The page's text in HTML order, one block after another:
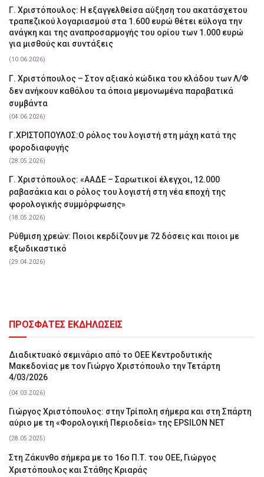
Γ. Χριστόπουλος: Η εξαγγελθείσα αύξηση του ακατάσχετου
τραπεζικού λογαριασμού στα 1.600 ευρώ θέτει εύλογα την
ανάγκη και της αναπροσαρμογής του ορίου των 1.000 ευρώ
για μισθούς και συντάξεις
(10.06.2026)
Γ. Χριστόπουλος – Στον αξιακό κώδικα του κλάδου των Λ/Φ
δεν ανήκουν καθόλου τα όποια μεμονωμένα παραβατικά
συμβάντα
(04.06.2026)
Γ.ΧΡΙΣΤΟΠΟΥΛΟΣ:Ο ρόλος του λογιστή στη μάχη κατά της
φοροδιαφυγής
(28.05.2026)
Γ. Χριστόπουλος: «ΑΑΔΕ – Σαρωτικοί έλεγχοι, 12.000
ραβασάκια και ο ρόλος του λογιστή στη νέα εποχή της
φορολογικής συμμόρφωσης»
(18.05.2026)
Ρύθμιση χρεών: Ποιοι κερδίζουν με 72 δόσεις και ποιοι με
εξωδικαστικό
(29.04.2026)
ΠΡΟΣΦΑΤΕΣ ΕΚΔΗΛΩΣΕΙΣ
Διαδικτυακό σεμινάριο από το ΟΕΕ Κεντροδυτικής
Μακεδονίας με τον Γιώργο Χριστόπουλο την Τετάρτη
4/03/2026
(04.03.2026)
Γιώργος Χριστόπουλος: στην Τρίπολη σήμερα και στη Σπάρτη
αύριο με τη «Φορολογική Περιοδεία» της EPSILON NET
(28.05.2025)
Στη Ζάκυνθο σήμερα με το 16ο Π.Τ. του ΟΕΕ, Γιώργος
Χριστόπουλος και Στάθης Κριαράς